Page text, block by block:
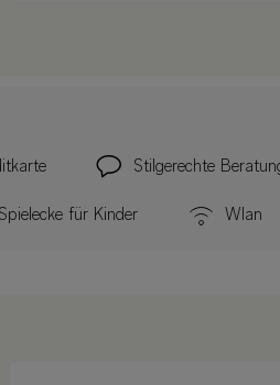
Stilgerechte
Spielecke für Kinder Wlan